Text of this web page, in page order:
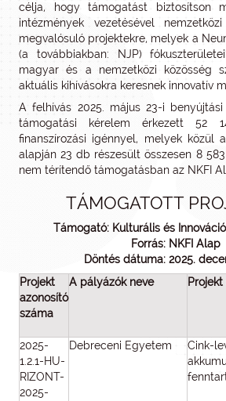
célja, hogy támogatást biztosítson
intézmények vezetésével
megvalósuló projektekre, melyek a
(a továbbiakban: NJP)
magyar és a nemzetközi közösség
aktuális kihívásokra keresnek innovatív
A felhívás 2025. május 23-i
támogatási kérelem érkezett 52
finanszírozási igénnyel, melyek közül
alapján 23 db részesült összesen 8
nem térítendő támogatásban az NKFI
TÁMOGATOTT
Támogató: Kulturális és
Forrás: NKFI Alap
Döntés dátuma: 2025.
Projekt
azonosító
száma
A pályázók neve
2025-
1.2.1-HU-
RIZONT-
2025-
Debreceni Egyetem
Cink-